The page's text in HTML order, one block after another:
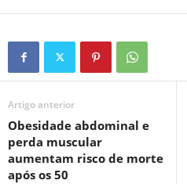
Artigo anterior
Obesidade abdominal e
perda muscular
aumentam risco de morte
após os 50